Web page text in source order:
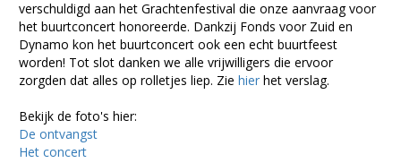
verschuldigd aan het Grachtenfestival die onze aanvraag voor
het buurtconcert honoreerde. Dankzij Fonds voor Zuid en
Dynamo kon het buurtconcert ook een echt buurtfeest
worden! Tot slot danken we alle vrijwilligers die ervoor
zorgden dat alles op rolletjes liep. Zie hier het verslag.
Bekijk de foto's hier:
De ontvangst
Het concert